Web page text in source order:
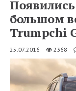
большом
Trumpchi
25.07.2016 2368